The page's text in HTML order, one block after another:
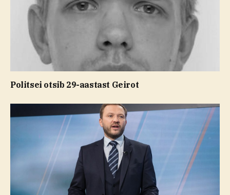
Politsei otsib 29-aastast Geirot